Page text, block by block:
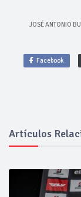
JOSÉ ANTONIO
Facebook
Artículos